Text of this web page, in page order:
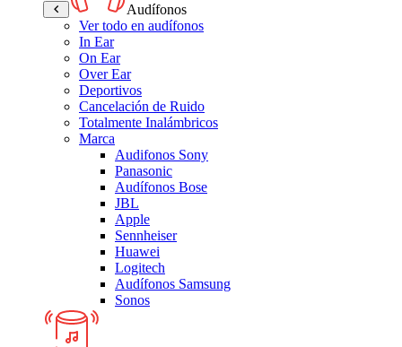
Audífonos
Ver todo en audífonos
In Ear
On Ear
Over Ear
Deportivos
Cancelación de Ruido
Totalmente Inalámbricos
Marca
Audifonos Sony
Panasonic
Audífonos Bose
JBL
Apple
Sennheiser
Huawei
Logitech
Audífonos Samsung
Sonos